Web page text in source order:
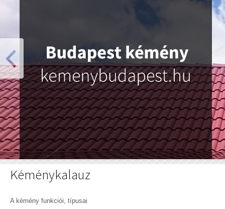
Kéménykalauz
A kémény funkciói, típusai